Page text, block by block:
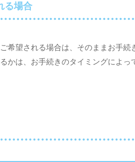
る場合
希望される場合は、そのままお手
かは、お手続きのタイミングによっ